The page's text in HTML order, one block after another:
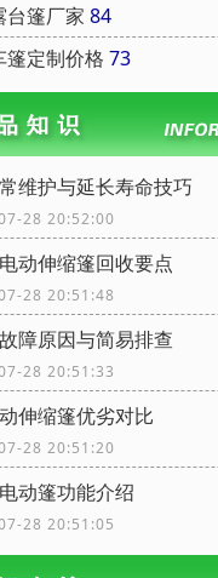
台篷厂家 84
篷定制价格 73
维护与延长寿命技巧
28 20:52:00
动伸缩篷回收要点
28 20:51:48
障原因与简易排查
28 20:51:33
伸缩篷优劣对比
28 20:51:20
动篷功能介绍
28 20:51:05